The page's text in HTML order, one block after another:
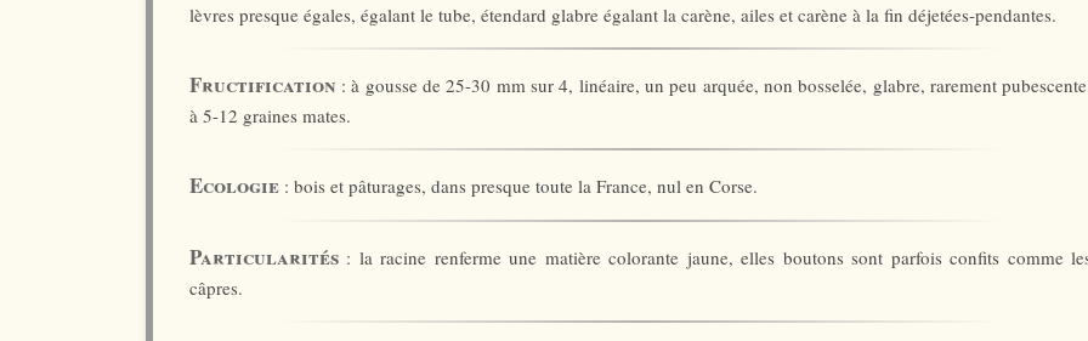
lèvres presque égales, égalant le tube, étendard glabre égalant la carène, ailes et carène à la fin déjetées-pendantes.
Fructification : à gousse de 25-30 mm sur 4, linéaire, un peu arquée, non bosselée, glabre, rarement
à 5-12 graines mates.
Ecologie: bois et pâturages, dans presque toute la France, nul en Corse.
Particularités: la racine renferme une matière colorante jaune, elles boutons sont parfois confits comme
câpres.